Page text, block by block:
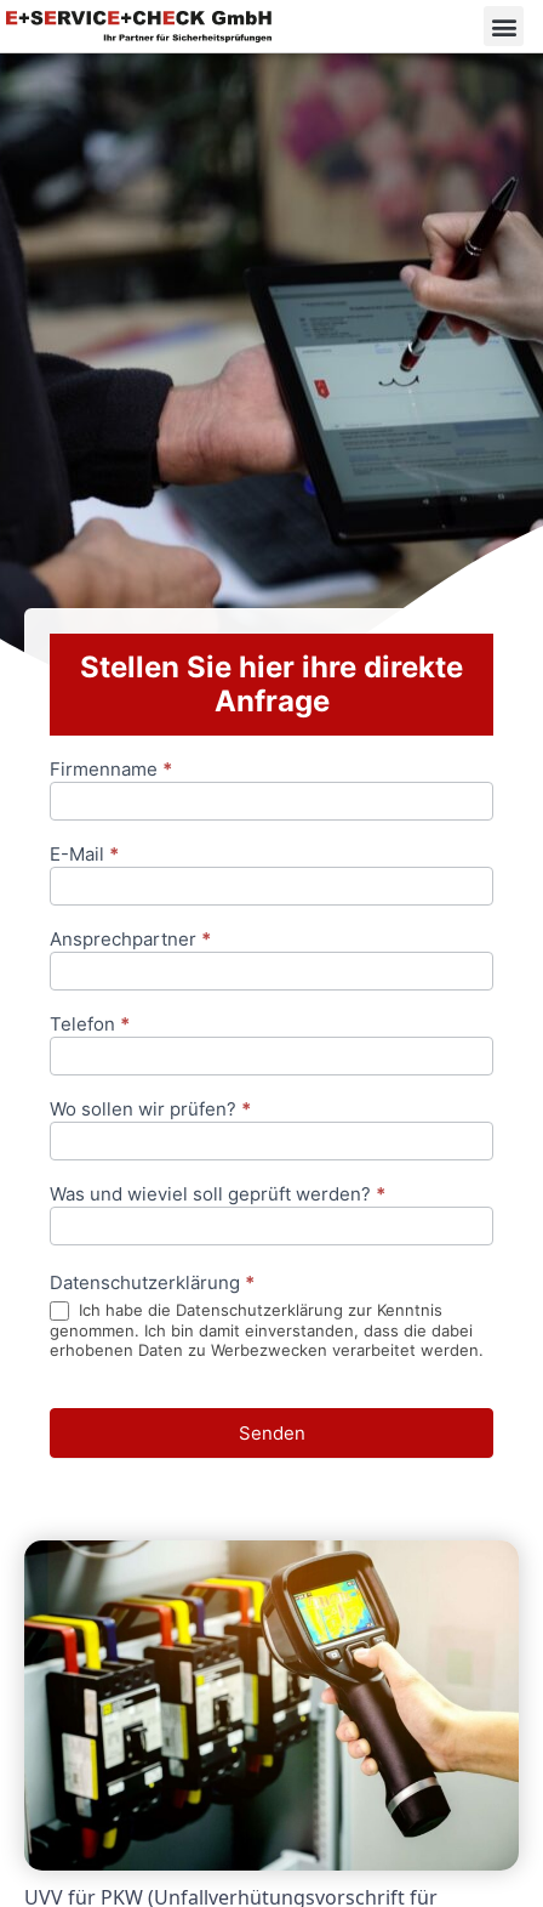
Stellen Sie hier ihre direkte
Anfrage
Anfrageformular
Firmenname *
E-Mail *
Ansprechpartner *
Telefon *
Wo sollen wir prüfen? *
Was und wieviel soll geprüft werden? *
Datenschutzerklärung *
Ich habe die Datenschutzerklärung zur Kenntnis
genommen. Ich bin damit einverstanden, dass die dabei
erhobenen Daten zu Werbezwecken verarbeitet werden.
Senden
UVV für PKW (Unfallverhütungsvorschrift für